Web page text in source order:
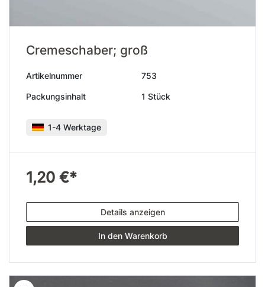
Cremeschaber; groß
Artikelnummer 753
Packungsinhalt 1 Stück
1-4 Werktage
1,20 €*
Details anzeigen
In den Warenkorb